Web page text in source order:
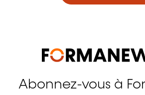
Abonnez-vous à